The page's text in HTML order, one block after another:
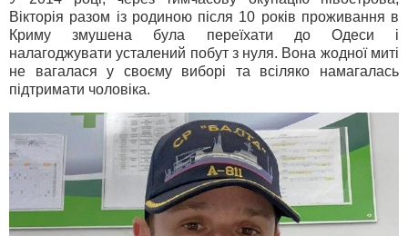
Вікторія разом із родиною після 10 років проживання в
Криму змушена була переїхати до Одеси і
налагоджувати усталений побут з нуля. Вона жодної миті
не вагалася у своєму виборі та всіляко намагалась
підтримати чоловіка.